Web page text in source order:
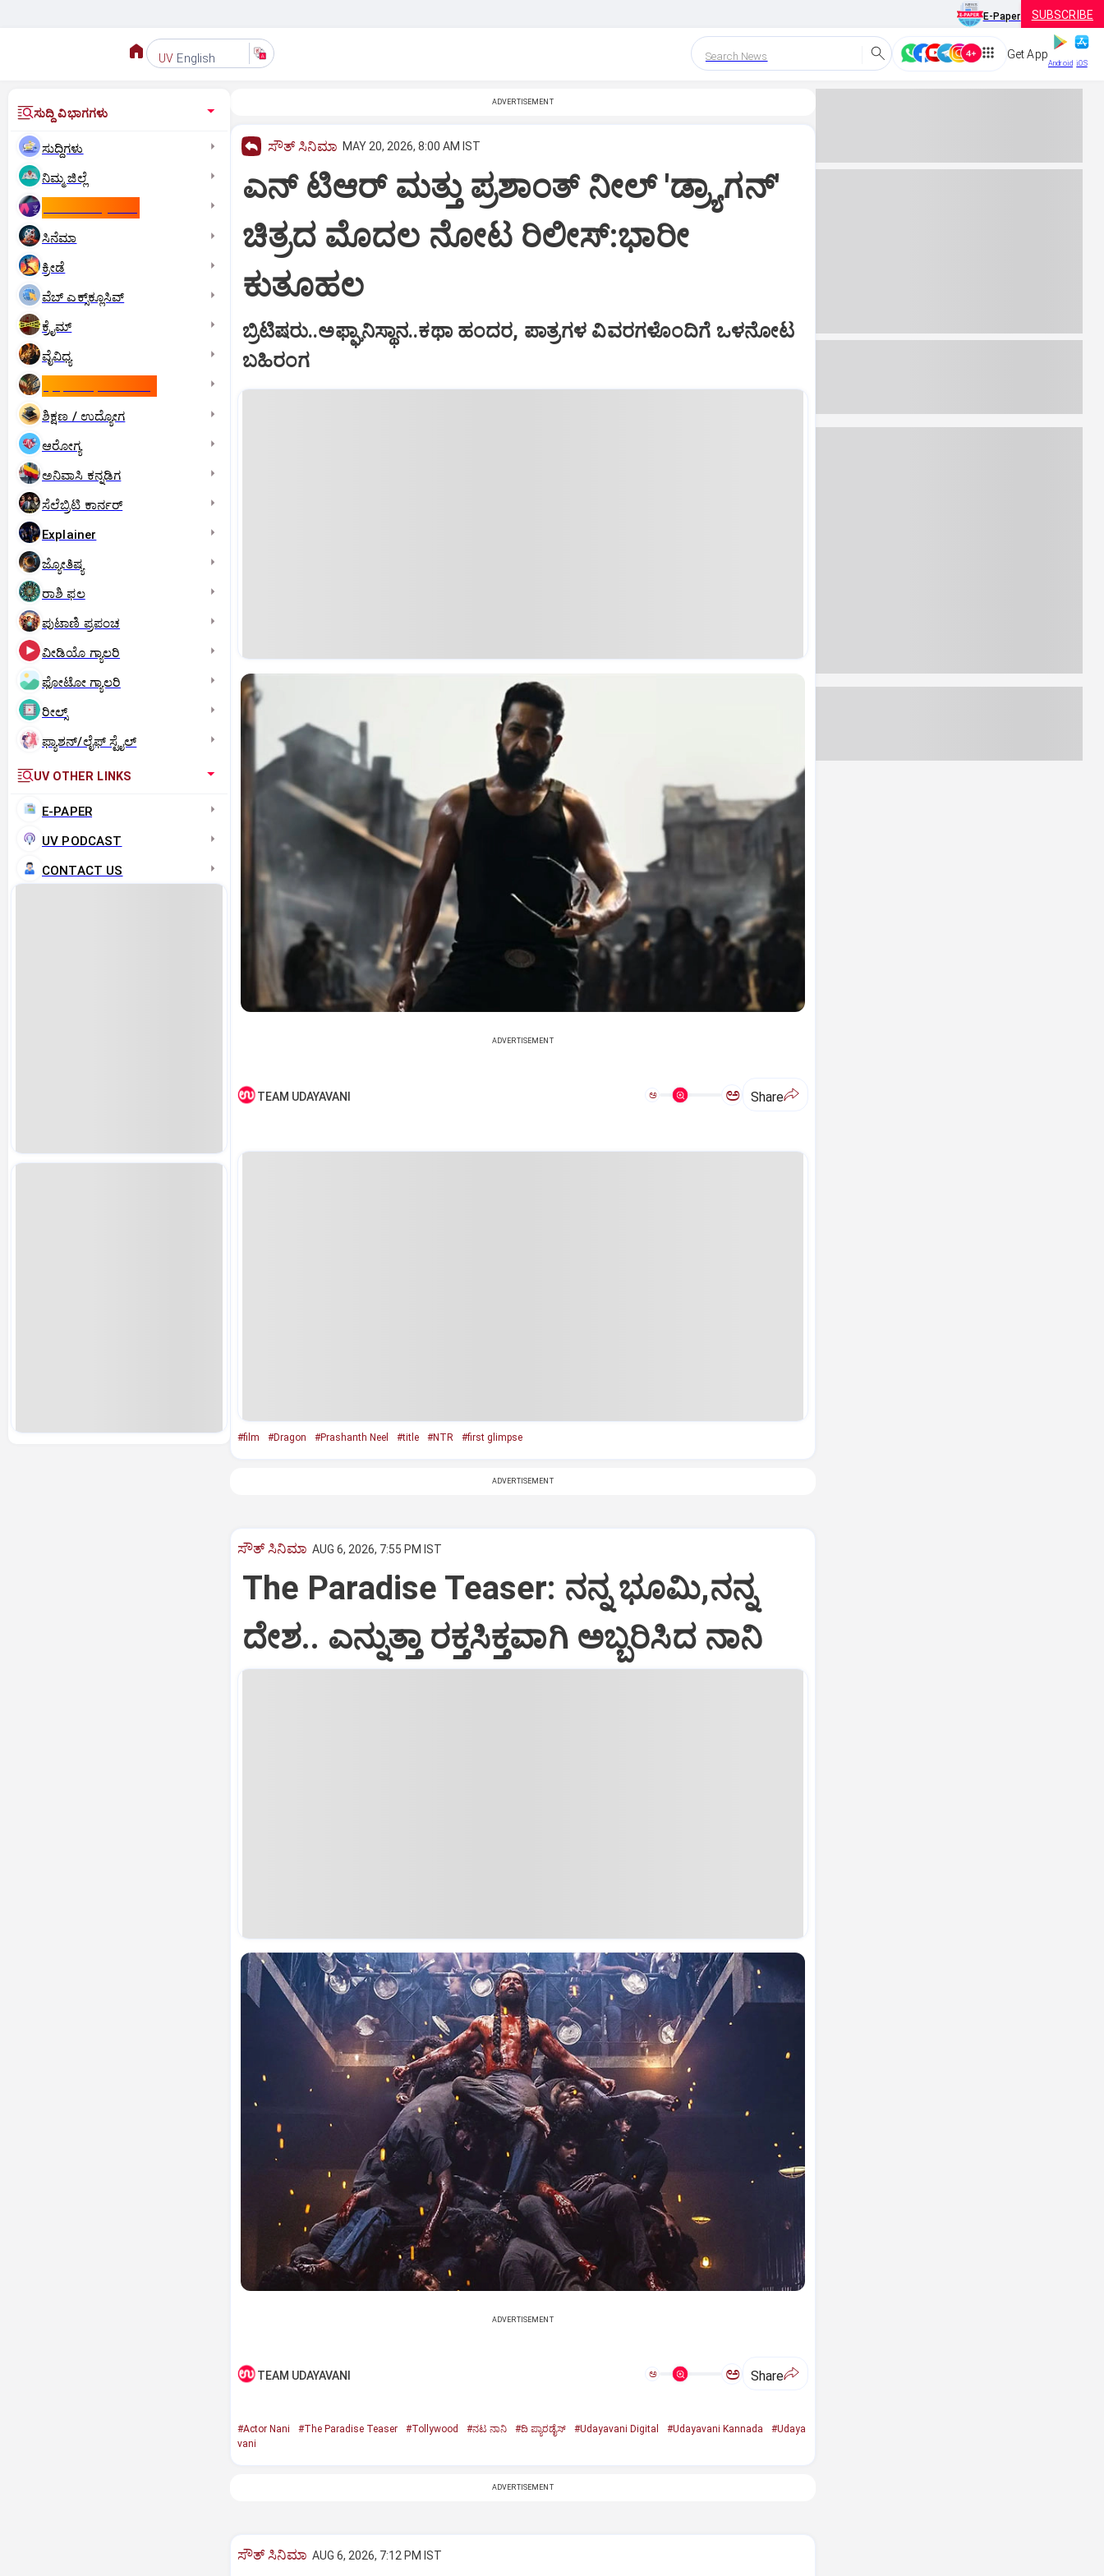
E-Paper SUBSCRIBE
UV English Search News Get App
Android iOS
ಸುದ್ದಿ ವಿಭಾಗಗಳು
ಸುದ್ದಿಗಳು
ನಿಮ್ಮ ಜಿಲ್ಲೆ
ಸಿನೆಮಾ
ಕ್ರೀಡೆ
ವೆಬ್ ಎಕ್ಸ್‌ಕ್ಲೂಸಿವ್
ಕ್ರೈಮ್
ವೈವಿಧ್ಯ
ಶಿಕ್ಷಣ / ಉದ್ಯೋಗ
ಆರೋಗ್ಯ
ಅನಿವಾಸಿ ಕನ್ನಡಿಗ
ಸೆಲೆಬ್ರಿಟಿ ಕಾರ್ನರ್‌
Explainer
ಜ್ಯೋತಿಷ್ಯ
ರಾಶಿ ಫಲ
ಪುಟಾಣಿ ಪ್ರಪಂಚ
ವೀಡಿಯೊ ಗ್ಯಾಲರಿ
ಫೋಟೋ ಗ್ಯಾಲರಿ
ರೀಲ್ಸ್
ಫ್ಯಾಶನ್/ಲೈಫ್‌ ಸ್ಟೈಲ್
UV OTHER LINKS
E-PAPER
UV PODCAST
CONTACT US
ADVERTISEMENT
ಸೌತ್‌ ಸಿನಿಮಾ MAY 20, 2026, 8:00 AM IST
ಎನ್ ಟಿಆರ್ ಮತ್ತು ಪ್ರಶಾಂತ್ ನೀಲ್ 'ಡ್ರ್ಯಾಗನ್'
ಚಿತ್ರದ ಮೊದಲ ನೋಟ ರಿಲೀಸ್:ಭಾರೀ
ಕುತೂಹಲ
ಬ್ರಿಟಿಷರು..ಅಫ್ಘಾನಿಸ್ಥಾನ..ಕಥಾ ಹಂದರ, ಪಾತ್ರಗಳ ವಿವರಗಳೊಂದಿಗೆ ಒಳನೋಟ
ಬಹಿರಂಗ
ADVERTISEMENT
TEAM UDAYAVANI ಅ ಅ Share
#film #Dragon #Prashanth Neel #title #NTR #first glimpse
ADVERTISEMENT
ಸೌತ್‌ ಸಿನಿಮಾ AUG 6, 2026, 7:55 PM IST
The Paradise Teaser: ನನ್ನ ಭೂಮಿ,ನನ್ನ
ದೇಶ.. ಎನ್ನುತ್ತಾ ರಕ್ತಸಿಕ್ತವಾಗಿ ಅಬ್ಬರಿಸಿದ ನಾನಿ
ADVERTISEMENT
TEAM UDAYAVANI ಅ ಅ Share
#Actor Nani #The Paradise Teaser #Tollywood #ನಟ ನಾನಿ #ದಿ ಪ್ಯಾರಡೈಸ್ #Udayavani Digital #Udayavani Kannada
#Udaya
vani
ADVERTISEMENT
ಸೌತ್‌ ಸಿನಿಮಾ AUG 6, 2026, 7:12 PM IST